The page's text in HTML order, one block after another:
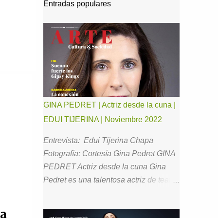
Entradas populares
GINA PEDRET | Actriz desde la cuna |
EDUI TIJERINA | Noviembre 2022
Entrevista: Edui Tijerina Chapa
Fotografía: Cortesía Gina Pedret GINA
PEDRET Actriz desde la cuna Gina
Pedret es una talentosa actriz de teatro,